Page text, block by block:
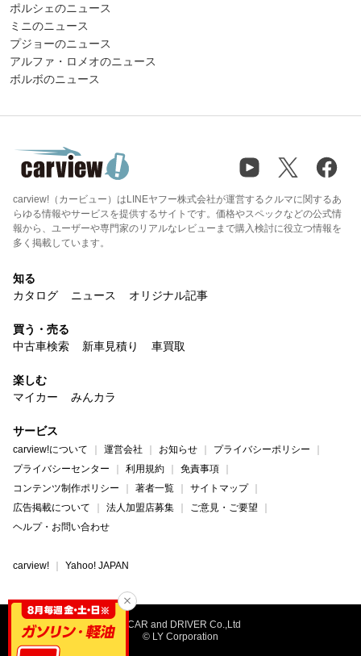
ポルシェのニュース
ミニのニュース
プジョーのニュース
アルファ・ロメオのニュース
ボルボのニュース
carview!（カービュー）はLINEヤフー株式会社が運営するクルマに関するあ
らゆる情報やサービスを提供するサイトです。価格やスペックなどの公式情
報から、ユーザーや専門家のリアルなレビューまで購入検討に役立つ情報を
多く掲載しています。
知る
カタログ
ニュース オリジナル記事
買う・売る
中古車検索
新車見積り 車買取
楽しむ
マイカー
みんカラ
サービス
carview!について 運営会社 お知らせ
プライバシーポリシー
プライバシーセンター
利用規約
免責事項
コンテンツ制作ポリシー
著者一覧
サイトマップ
広告掲載について
法人加盟店募集
ご意見・ご要望
ヘルプ・お問い合わせ
carview! Yahoo! JAPAN
©CAR and DRIVER Co.,Ltd
© LY Corporation